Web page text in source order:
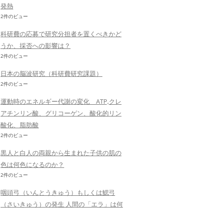
発熱
2件のビュー
科研費の応募で研究分担者を置くべきかど
うか、採否への影響は？
2件のビュー
日本の脳波研究（科研費研究課題）
2件のビュー
運動時のエネルギー代謝の変化 ATP,クレ
アチンリン酸、グリコーゲン、酸化的リン
酸化、脂肪酸
2件のビュー
黒人と白人の両親から生まれた子供の肌の
色は何色になるのか？
2件のビュー
咽頭弓（いんとうきゅう）もしくは鰓弓
（さいきゅう）の発生 人間の「エラ」は何